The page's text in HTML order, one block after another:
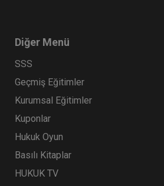
Oturum
360 TL
Tüketici Hukuku Enstitüsü
Diğer Menü
SSS
Geçmiş Eğitimler
Kurumsal Eğitimler
Kuponlar
Hukuk Oyun
Basılı Kitaplar
HUKUK TV